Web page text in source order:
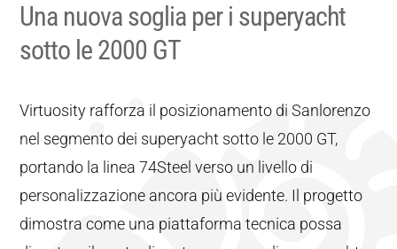
Una nuova soglia per i superyacht
sotto le 2000 GT
Virtuosity rafforza il posizionamento di Sanlorenzo
nel segmento dei superyacht sotto le 2000 GT,
portando la linea 74Steel verso un livello di
personalizzazione ancora più evidente. Il progetto
dimostra come una piattaforma tecnica possa